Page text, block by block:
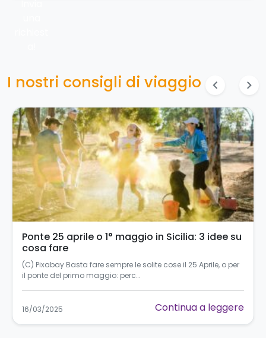
I nostri consigli di viaggio chevron_left chevron_right
Ponte 25 aprile o 1° maggio in Sicilia: 3 idee su
cosa fare
(C) Pixabay Basta fare sempre le solite cose il 25 Aprile, o per
il ponte del primo maggio: perc…
16/03/2025 Continua a leggere